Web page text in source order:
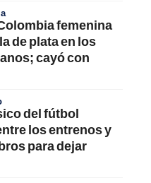
femenina
de plata en los
cayó con
del fútbol
los entrenos y
para dejar